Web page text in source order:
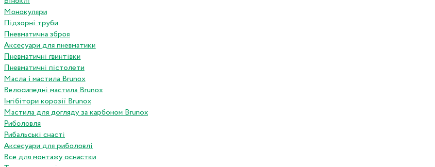
Монокуляри
Підзорні труби
Пневматична зброя
Аксесуари для пневматики
Пневматичні гвинтівки
Пневматичні пістолети
Масла і мастила Brunox
Велосипедні мастила Brunox
Інгібітори корозії Brunox
Мастила для догляду за карбоном Brunox
Риболовля
Рибальські снасті
Аксесуари для риболовлі
Все для монтажу оснастки